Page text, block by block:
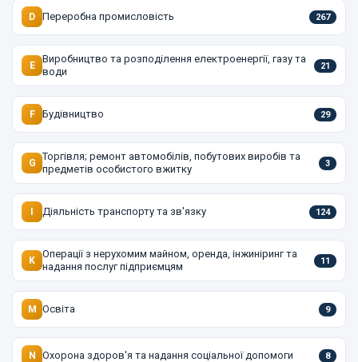
D Переробна промисловість 267
E
Виробництво та розподілення електроенергії, газу та
води
21
F Будівництво 29
G
Торгівля; ремонт автомобілів, побутових виробів та
предметів особистого вжитку
3
I Діяльність транспорту та зв'язку 124
K
Операції з нерухомим майном, оренда, інжиніринг та
надання послуг підприємцям
11
M Освіта 9
N Охорона здоров'я та надання соціальної допомоги 8